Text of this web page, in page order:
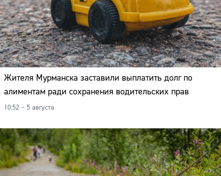
Жителя Мурманска заставили выплатить долг по
алиментам ради сохранения водительских прав
10:52 – 5 августа